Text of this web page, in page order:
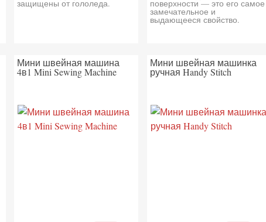
защищены от гололеда. поверхности — это его самое
замечательное и
выдающееся свойство.
Мини швейная машина
4в1 Mini Sewing Machine
Мини швейная машинка
ручная Handy Stitch